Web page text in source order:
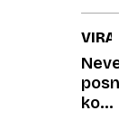
na
trgu
ko